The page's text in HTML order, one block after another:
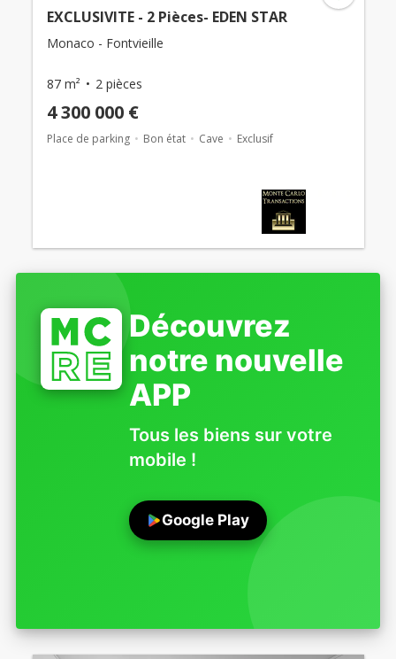
EXCLUSIVITE - 2 Pièces- EDEN STAR
Monaco - Fontvieille
87 m² 2 pièces
4 300 000 €
Place de parking Bon état Cave Exclusif
Découvrez
notre nouvelle
APP
Tous les biens sur votre
mobile !
Google Play